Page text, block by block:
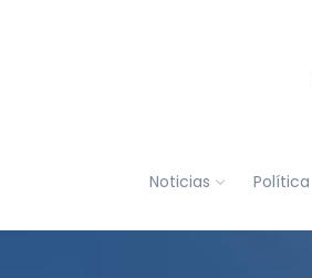
Noticias Política